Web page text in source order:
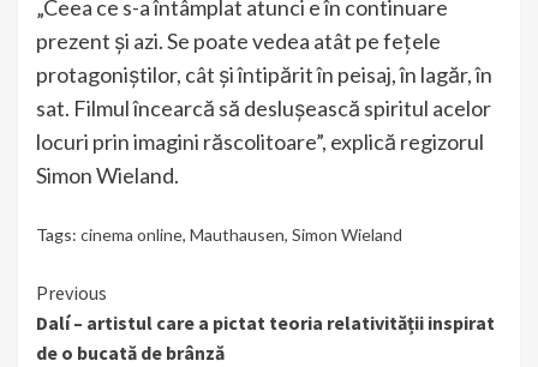
„Ceea ce s-a întâmplat atunci e în continuare
prezent și azi. Se poate vedea atât pe fețele
protagoniștilor, cât şi întipărit în peisaj, în lagăr, în
sat. Filmul încearcă să desluşească spiritul acelor
locuri prin imagini răscolitoare”, explică regizorul
Simon Wieland.
Tags: cinema online, Mauthausen, Simon Wieland
Continue
Reading
Previous
Dalí – artistul care a pictat teoria relativității inspirat
de o bucată de brânză